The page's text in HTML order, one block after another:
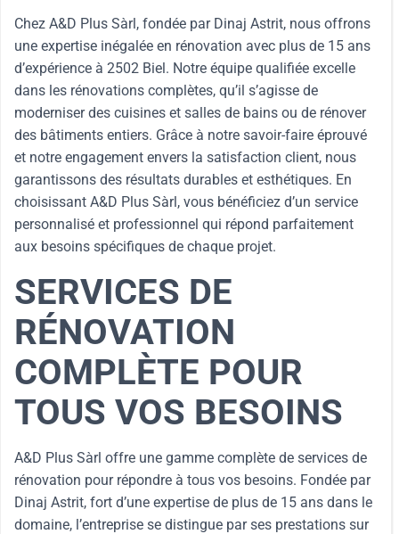
Chez A&D Plus Sàrl, fondée par Dinaj Astrit, nous offrons
une expertise inégalée en rénovation avec plus de 15 ans
d’expérience à 2502 Biel. Notre équipe qualifiée excelle
dans les rénovations complètes, qu’il s’agisse de
moderniser des cuisines et salles de bains ou de rénover
des bâtiments entiers. Grâce à notre savoir-faire éprouvé
et notre engagement envers la satisfaction client, nous
garantissons des résultats durables et esthétiques. En
choisissant A&D Plus Sàrl, vous bénéficiez d’un service
personnalisé et professionnel qui répond parfaitement
aux besoins spécifiques de chaque projet.
SERVICES DE
RÉNOVATION
COMPLÈTE POUR
TOUS VOS BESOINS
A&D Plus Sàrl offre une gamme complète de services de
rénovation pour répondre à tous vos besoins. Fondée par
Dinaj Astrit, fort d’une expertise de plus de 15 ans dans le
domaine, l’entreprise se distingue par ses prestations sur